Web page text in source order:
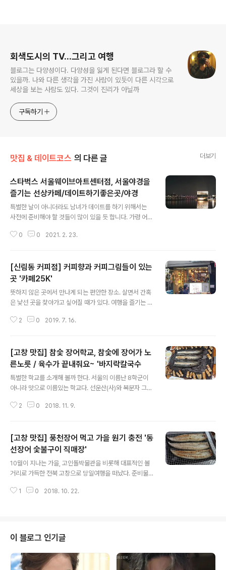
회색도시의 TV...그리고 여행
블로그는 다양성이다. 다양성을 잃게 된다면 블로그라 할 수
있을까. 나와 다른 생각을 가진 사람이 있듯이 다른 시각으로
세상을 보는 사람도 있다. 그것이 진리가 아닐까
구독하기
맛집 & 데이트코스 의 다른 글 더보기
스타벅스 서울웨이브아트센터점, 서울야경을
즐기는 선상카페/데이트하기좋은곳/야경
특별한 날이 아니더라도 남녀가 데이트를 하기 위해서는
사전에 준비해야 할 것들이 많이 있을 듯 합니다. 가령 어떤
로 데이트를 할 것인지 하는 것들이죠. 흔히 연애를 처음 시
도 봐서 근사한 곳으로 안내하는 식이겠죠. 사귀는 진도에
따라서 깊게 사귀는 정도가 되면 남녀의 구분이 없이 가고
싶은 곳을 찾기도 하고 먹고싶은 음식을 찾아가기도 하겠
지요. 오늘은 데이트하기 좋은 곳을 소개해 볼까 합니다. 서
울 도심에서 근사한 장소에서 데이트를 즐길만한 곳이 반
포에 있습니다. 흔히 선상카페로 통하는 물위에 떠있는 카
0 0 2021. 2. 23.
[신림동 커피점] 커피향과 커피그림들이 있는
곳 '카페25K'
뜻하지 않은 곳에서 만나게 되는 편안한 장소. 살면서 간혹
은 낯선 곳을 찾아가고 싶어질 때가 있다. 여행을 즐기는 사
람도 있을 듯하다. 물론 사전에 계획하지 않는다고 해서 무
을 정해놓고 어느 곳을 둘려야 할지를 고민하고 계획하지
않는다는 것 뿐이다. 뜻하지 않게 낯선 곳에서 특별함을 발
견할 수 있다면 소소한 행복이 아닐런지 싶다. 그래서일까
생각지도 않은 맛있는 음식점을 발견한다거나 혹은 카페
등을 접하게 되면 마음까지 설레게 된다. 신림역 인근은 많
은 사람들로 붐비는 곳이다. 인근의 순대타운은 말할 것도
2 0 2019. 7. 16.
[고창 맛집] 참숯 장어학교, 참숯에 장어가 노
른노릇 / 육수가 끝내줘요~ '바지락칼국수
특별한 학교를 소개해 볼까 한다. 서울의 이름난 8학군이
아니라 맛으로 이름있는 학교다. 선운산(사)와 복분자 그리
교가 있는데, '장어학교'라는 음식점이다. 지난 주말엔 단풍
하다. 특히 선운천 주위로 나무들이 저마다 다른 색깔을 내
는 모습에 쉴새없이 휴대폰과 들고있던 DSRL 카메라의 셔
터를 눌러대기도 했다. 하지만 언제나 느끼는 것이지만 직
접 눈으로 보는 것과 카메라의 앵글속에 잡힌 자연의 색감
은 너무도 차이가 많아 아쉬움이 들기도 하다. 자연의 변화
에 인간의 기술이란 참으로 작게만 느껴진다고 할까? 욕심
2 0 2018. 11. 9.
[고창 맛집] 풍천장어 먹고 가을 원기 충전 '동
선장어 숯불구이 직매장'
10월이 지나는 가을, 고인돌박물관을 비롯해 대표적인 볼
거리로 가득한 전북 고창으로 당일여행을 떠났다. 준비물
고창은 주진천을 따라 바닷물이 유입되는 곳에 위치해 있
울에서도 풍천이란 단어를 쓰기도 하고 경기도에서도 풍천
이란 단어를 넣어 풍천장어를 판매한다는 식당들이 많으니
말이다. 풍천이란 다름아닌 바닷물과 강물이 만나는 지점
을 말하는 단어로, 전북 고창 선운사를 끼고 흐르는 선운천
1 0 2018. 10. 22.
이 블로그 인기글